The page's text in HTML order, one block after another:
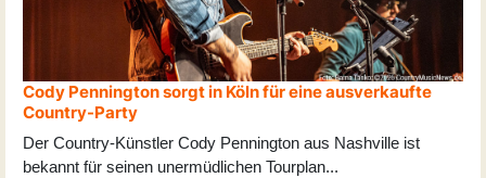
Cody Pennington sorgt in Köln für eine ausverkaufte
Country-Party
Der Country-Künstler Cody Pennington aus Nashville ist
bekannt für seinen unermüdlichen Tourplan...